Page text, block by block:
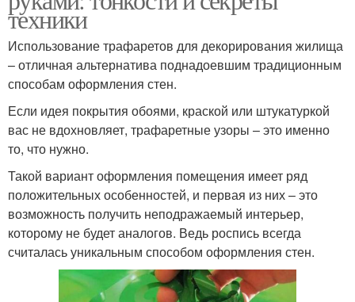
техники
Использование трафаретов для декорирования жилища
– отличная альтернатива поднадоевшим традиционным
способам оформления стен.
Если идея покрытия обоями, краской или штукатуркой
вас не вдохновляет, трафаретные узоры – это именно
то, что нужно.
Такой вариант оформления помещения имеет ряд
положительных особенностей, и первая из них – это
возможность получить неподражаемый интерьер,
которому не будет аналогов. Ведь роспись всегда
считалась уникальным способом оформления стен.